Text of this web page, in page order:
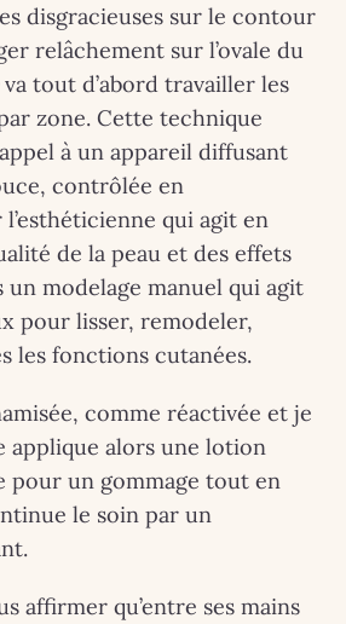
disgracieuses sur le contour
relâchement sur l’ovale du
va tout d’abord travailler les
zone. Cette technique
à un appareil diffusant
contrôlée en
qui agit en
de la peau et des effets
un modelage manuel qui agit
pour lisser, remodeler,
les fonctions cutanées.
comme réactivée et je
applique alors une lotion
pour un gommage tout en
le soin par un
affirmer qu’entre ses mains